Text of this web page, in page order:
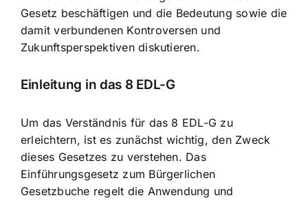
Gesetz beschäftigen und die Bedeutung sowie die
damit verbundenen Kontroversen und
Zukunftsperspektiven diskutieren.
Einleitung in das 8 EDL-G
Um das Verständnis für das 8 EDL-G zu
erleichtern, ist es zunächst wichtig, den Zweck
dieses Gesetzes zu verstehen. Das
Einführungsgesetz zum Bürgerlichen
Gesetzbuche regelt die Anwendung und